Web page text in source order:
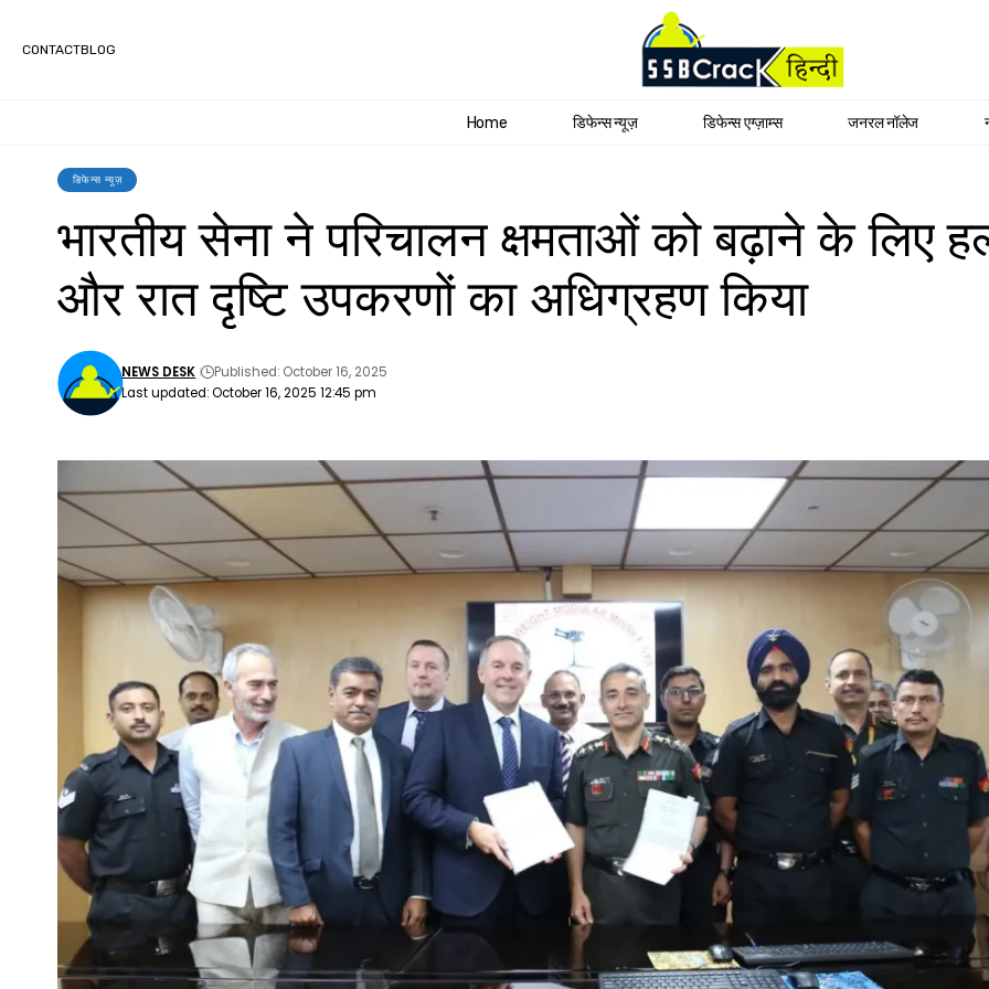
CONTACTBLOG
Home डिफेन्स न्यूज़ डिफेन्स एग्ज़ाम्स जनरल नॉलेज
डिफेन्स न्यूज़
भारतीय सेना ने परिचालन क्षमताओं को बढ़ाने के लिए
और रात दृष्टि उपकरणों का अधिग्रहण किया
Last updated: October 16, 2025 12:45 pm
NEWS DESK Published: October 16, 2025